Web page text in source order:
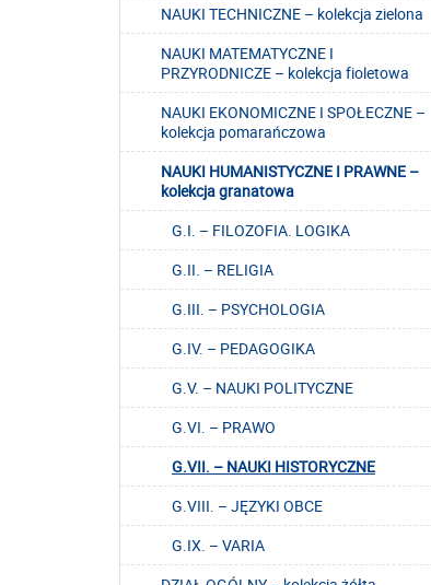
NAUKI TECHNICZNE – kolekcja zielona
NAUKI MATEMATYCZNE I
PRZYRODNICZE – kolekcja fioletowa
NAUKI EKONOMICZNE I SPOŁECZNE –
kolekcja pomarańczowa
NAUKI HUMANISTYCZNE I PRAWNE –
kolekcja granatowa
G.I. – FILOZOFIA. LOGIKA
G.II. – RELIGIA
G.III. – PSYCHOLOGIA
G.IV. – PEDAGOGIKA
G.V. – NAUKI POLITYCZNE
G.VI. – PRAWO
G.VII. – NAUKI HISTORYCZNE
G.VIII. – JĘZYKI OBCE
G.IX. – VARIA